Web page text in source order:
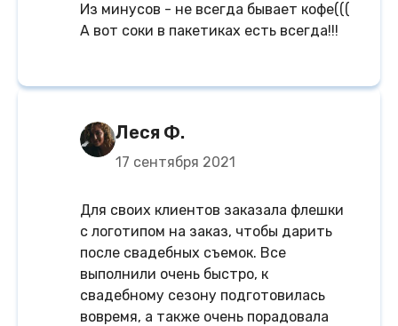
Из минусов - не всегда бывает кофе(((
А вот соки в пакетиках есть всегда!!!
Леся Ф.
17 сентября 2021
Для своих клиентов заказала флешки
с логотипом на заказ, чтобы дарить
после свадебных съемок. Все
выполнили очень быстро, к
свадебному сезону подготовилась
вовремя, а также очень порадовала